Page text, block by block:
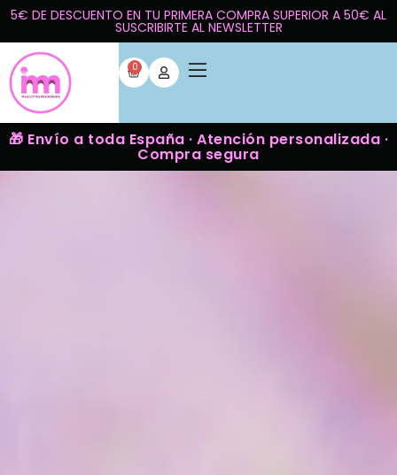
5€ DE DESCUENTO EN TU PRIMERA COMPRA SUPERIOR A 50€ AL
SUSCRIBIRTE AL NEWSLETTER
0
🎁 Envío a toda España · Atención personalizada ·
Compra segura